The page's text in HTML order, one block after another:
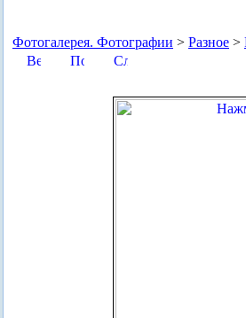
Фотогалерея. Фотографии > Разное >